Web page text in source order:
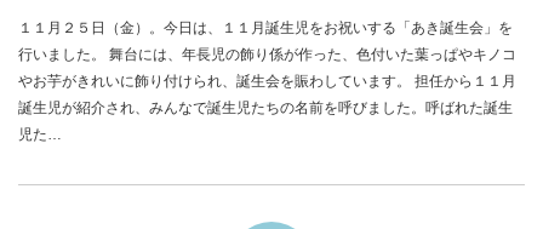
１１月２５日（金）。今日は、１１月誕生児をお祝いする「あき誕生会」を
行いました。 舞台には、年長児の飾り係が作った、色付いた葉っぱやキノコ
やお芋がきれいに飾り付けられ、誕生会を賑わしています。 担任から１１月
誕生児が紹介され、みんなで誕生児たちの名前を呼びました。呼ばれた誕生
児た…